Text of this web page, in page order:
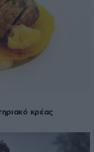
κρέας